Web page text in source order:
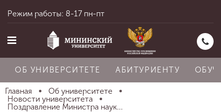
Режим работы: 8-17 пн-пт
ОБ УНИВЕРСИТЕТЕ АБИТУРИЕНТУ
Главная
Об университете
Новости университета
Поздравление Министра наук...